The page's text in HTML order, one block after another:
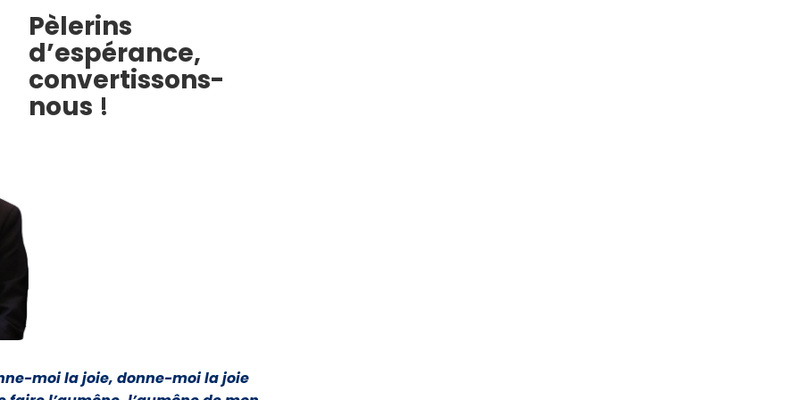
Pèlerins
d’espérance,
convertissons-
nous !
moi la joie, donne-moi la joie